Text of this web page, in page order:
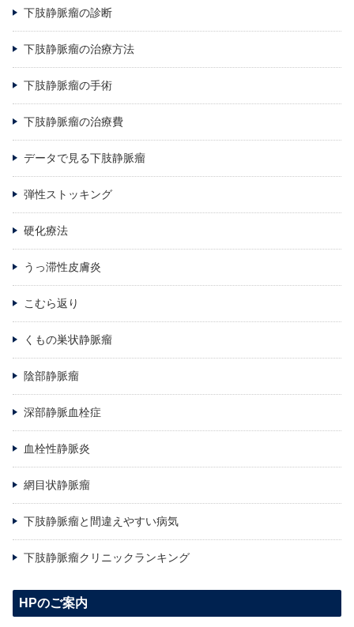
下肢静脈瘤の診断
下肢静脈瘤の治療方法
下肢静脈瘤の手術
下肢静脈瘤の治療費
データで見る下肢静脈瘤
弾性ストッキング
硬化療法
うっ滞性皮膚炎
こむら返り
くもの巣状静脈瘤
陰部静脈瘤
深部静脈血栓症
血栓性静脈炎
網目状静脈瘤
下肢静脈瘤と間違えやすい病気
下肢静脈瘤クリニックランキング
HPのご案内